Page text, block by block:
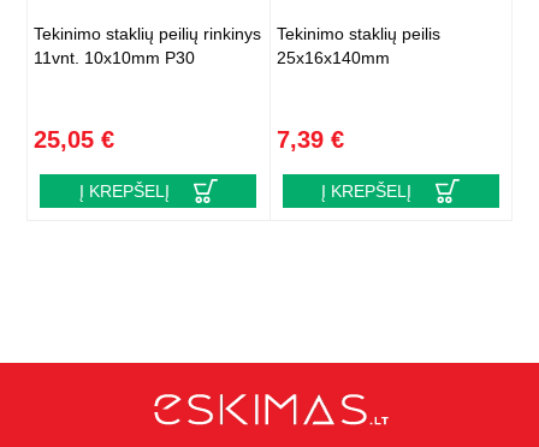
Tekinimo staklių peilių rinkinys
11vnt. 10x10mm P30
25,05 €
Į KREPŠELĮ
Tekinimo staklių peilis
25x16x140mm
7,39 €
Į KREPŠELĮ